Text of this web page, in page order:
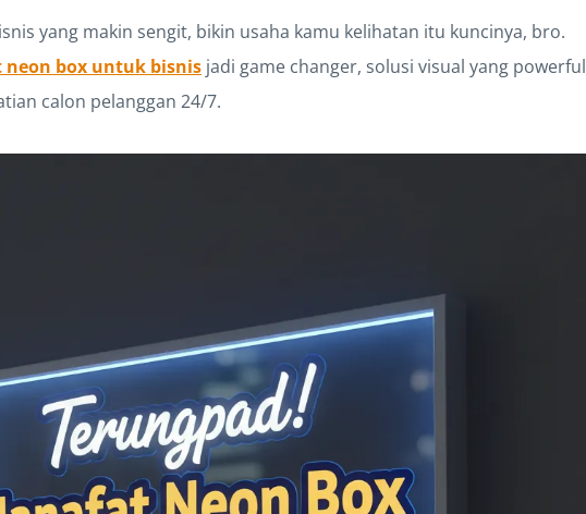
yang makin sengit, bikin usaha kamu kelihatan itu kuncinya, bro.
neon box untuk bisnis jadi game changer, solusi visual yang powerful
calon pelanggan 24/7.